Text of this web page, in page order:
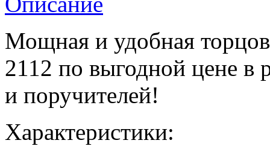
Мощная и удобная
2112 по выгодной цене в
и поручителей!
Характеристики: